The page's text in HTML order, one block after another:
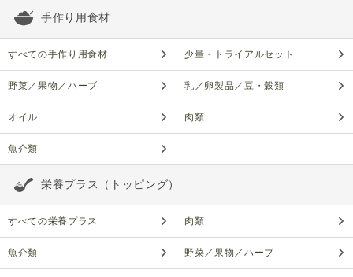
手作り用食材
すべての手作り用食材 少量・トライアルセット
野菜／果物／ハーブ 乳／卵製品／豆・穀類
オイル 肉類
魚介類
栄養プラス（トッピング）
すべての栄養プラス 肉類
魚介類 野菜／果物／ハーブ